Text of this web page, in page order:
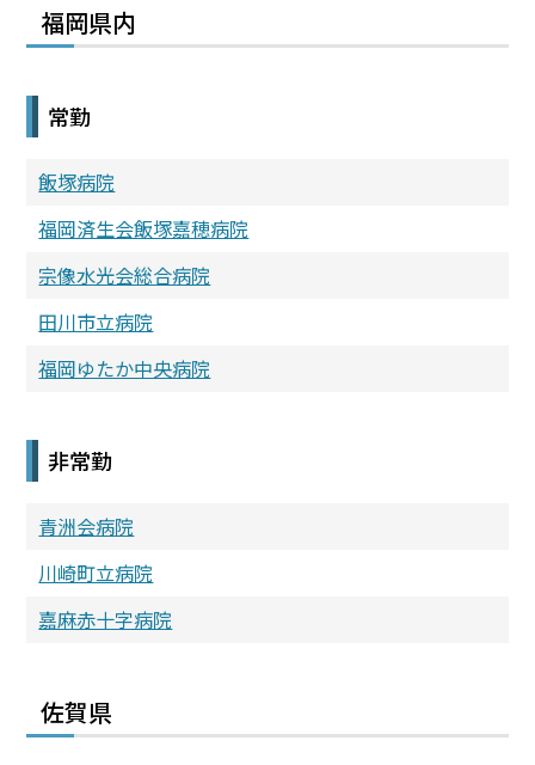
福岡県内
常勤
飯塚病院
福岡済生会飯塚嘉穂病院
宗像水光会総合病院
田川市立病院
福岡ゆたか中央病院
非常勤
青洲会病院
川崎町立病院
嘉麻赤十字病院
佐賀県